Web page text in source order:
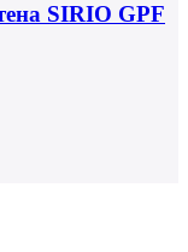
SIRIO GPF